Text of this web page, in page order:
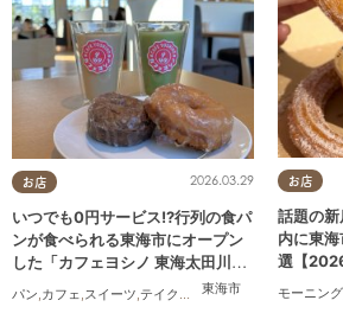
お店
東海市
2026.03.29
いつでも0円サービス!?行列の食パ
ンが食べられる東海市にオープン
した「カフェヨシノ 東海太田川
パン,カフェ,スイーツ,テイクアウト ,家族 カップル,おひ
お店
話題の
内に東
選【
モーニング